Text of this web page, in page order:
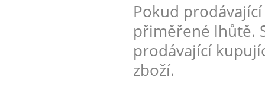
Pokud
přiměřené lhůtě.
prodávající
zboží.